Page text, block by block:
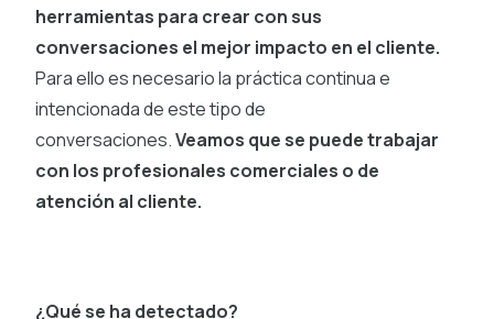
herramientas para crear con sus
conversaciones el mejor impacto en el cliente.
Para ello es necesario la práctica continua e
intencionada de este tipo de
conversaciones.Veamos que se puede trabajar
con los profesionales comerciales o de
atención al cliente.
¿Qué se ha detectado?